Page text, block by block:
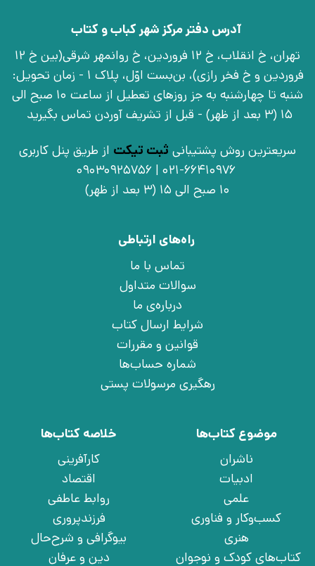
آدرس دفتر مرکز شهر کباب و کتاب
تهران، خ انقلاب، خ 12 فروردین، خ روانمهر شرقی(بین خ 12
فروردین و خ فخر رازی)، بن‌بست اوّل، پلاک 1 - زمان تحویل:
شنبه تا چهارشنبه به جز روزهای تعطیل از ساعت 10 صبح الی
15 (3 بعد از ظهر) - قبل از تشریف آوردن تماس بگیرید
سریعترین روش پشتیبانی ثبت تیکت از طریق پنل کاربری
021-66410976 | 09030925756
10 صبح الی 15 (3 بعد از ظهر)
راه‌های ارتباطی
تماس با ما
سوالات متداول
درباره‌ی ما
شرایط ارسال کتاب
قوانین و مقررات
شماره حساب‌ها
رهگیری مرسولات پستی
موضوع کتاب‌ها
ناشران
ادبیات
علمی
کسب‌وکار و فناوری
هنری
کتاب‌های کودک و نوجوان
خلاصه کتاب‌ها
کارآفرینی
اقتصاد
روابط عاطفی
فرزندپروری
بیوگرافی و شرح‌حال
دین و عرفان